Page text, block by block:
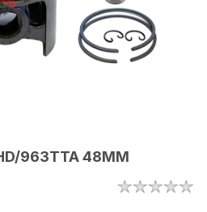
963TTA 48MM